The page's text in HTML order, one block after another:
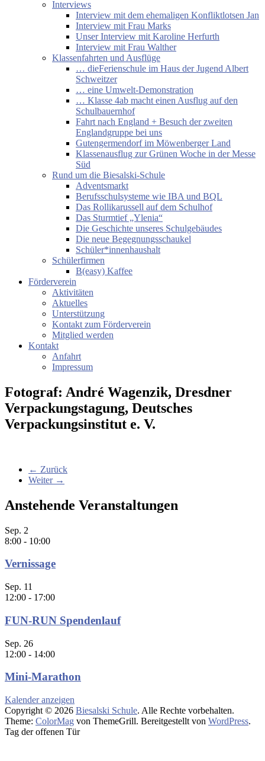
Interviews
Interview mit dem ehemaligen Konfliktlotsen Jan
Interview mit Frau Marks
Unser Interview mit Karoline Herfurth
Interview mit Frau Walther
Klassenfahrten und Ausflüge
… dieFerienschule im Haus der Jugend Albert
Schweitzer
… eine Umwelt-Demonstration
… Klasse 4ab macht einen Ausflug auf den
Schulbauernhof
Fahrt nach England + Besuch der zweiten
Englandgruppe bei uns
Gutengermendorf im Möwenberger Land
Klassenausflug zur Grünen Woche in der Messe
Süd
Rund um die Biesalski-Schule
Adventsmarkt
Berufsschulsysteme wie IBA und BQL
Das Rollikarussell auf dem Schulhof
Das Sturmtief „Ylenia“
Die Geschichte unseres Schulgebäudes
Die neue Begegnungsschaukel
Schüler*innenhaushalt
Schülerfirmen
B(easy) Kaffee
Förderverein
Aktivitäten
Aktuelles
Unterstützung
Kontakt zum Förderverein
Mitglied werden
Kontakt
Anfahrt
Impressum
Fotograf: André Wagenzik, Dresdner
Verpackungstagung, Deutsches
Verpackungsinstitut e. V.
← Zurück
Weiter →
Anstehende Veranstaltungen
Sep. 2
8:00 - 10:00
Vernissage
Sep. 11
12:00 - 17:00
FUN-RUN Spendenlauf
Sep. 26
12:00 - 14:00
Mini-Marathon
Kalender anzeigen
Copyright © 2026 Biesalski Schule. Alle Rechte vorbehalten.
Theme: ColorMag von ThemeGrill. Bereitgestellt von WordPress.
Tag der offenen Tür